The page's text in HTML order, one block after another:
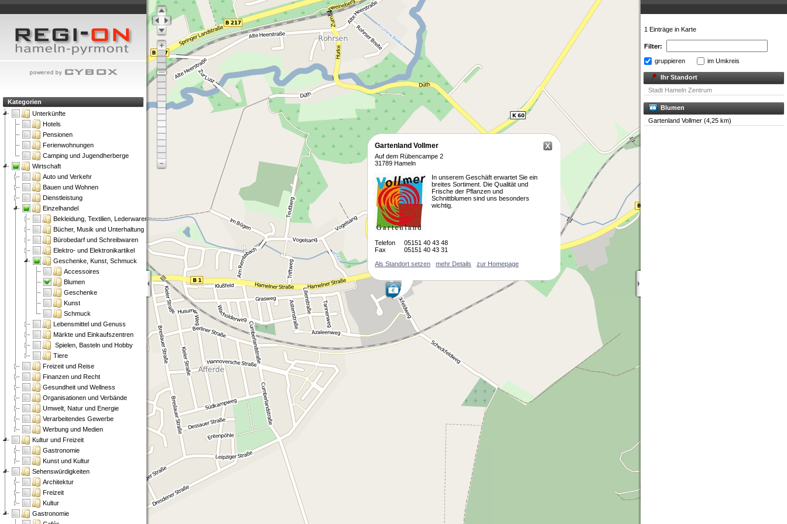
Kategorien
Unterkünfte
Hotels
Pensionen
Ferienwohnungen
Camping und Jugendherberge
Wirtschaft
Auto und Verkehr
Bauen und Wohnen
Dienstleistung
Einzelhandel
Bekleidung, Textilien, Lederwaren
Bücher, Musik und Unterhaltung
Bürobedarf und Schreibwaren
Elektro- und Elektronikartikel
Geschenke, Kunst, Schmuck
Accessoires
Blumen
Geschenke
Kunst
Schmuck
Lebensmittel und Genuss
Märkte und Einkaufszentren
Spielen, Basteln und Hobby
Tiere
Freizeit und Reise
Finanzen und Recht
Gesundheit und Wellness
Organisationen und Verbände
Umwelt, Natur und Energie
Verarbeitendes Gewerbe
Werbung und Medien
Kultur und Freizeit
Gastronomie
Kunst und Kultur
Sehenswürdigkeiten
Architektur
Freizeit
Kultur
Gastronomie
Gartenland Vollmer
Auf dem Rübencampe 2
31789 Hameln
In unserem Geschäft erwartet Sie ein
breites Sortiment. Die Qualität und
Frische der Pflanzen und
Schnittblumen sind uns besonders
wichtig.
Telefon
05151 40 43 48
Fax
05151 40 43 31
Als Standort setzen
mehr Details zur Homepage
1 Einträge in Karte
Filter:
gruppieren im Umkreis
Ihr Standort
Stadt Hameln Zentrum
Blumen
Gartenland Vollmer (4,25 km)